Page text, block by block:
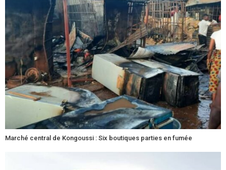
Marché central de Kongoussi : Six boutiques parties en fumée